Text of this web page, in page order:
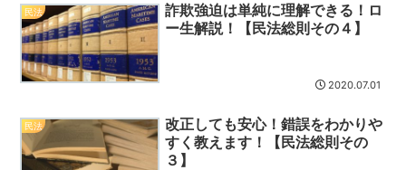
民法
詐欺強迫は単純に理解できる！ロ
ー生解説！【民法総則その４】
2020.07.01
民法
改正しても安心！錯誤をわかりや
すく教えます！【民法総則その
３】